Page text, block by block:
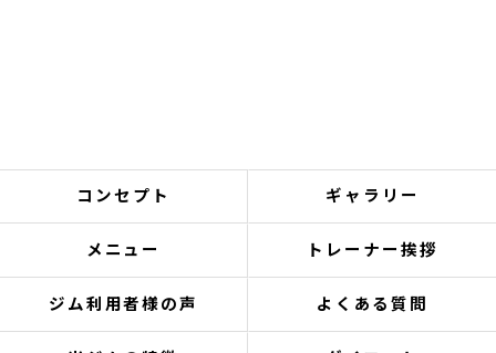
コンセプト ギャラリー
メニュー トレーナー挨拶
ジム利用者様の声 よくある質問